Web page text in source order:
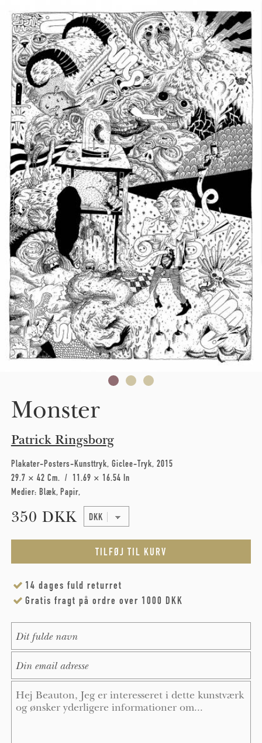
Monster
Patrick Ringsborg
Plakater-Posters-Kunsttryk Giclee-Tryk 2015
29.7 × 42 Cm
11.69 × 16.54 In
Medier: Blæk Papir
350 DKK
14 dages fuld returret
Gratis fragt på ordre over 1000 DKK